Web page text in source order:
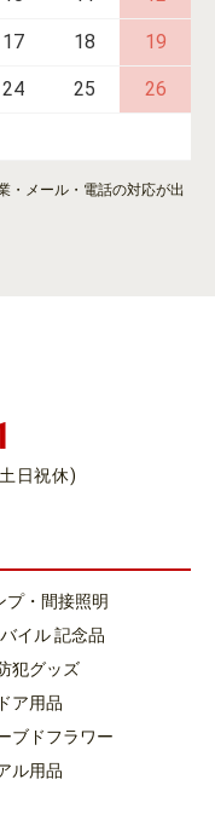
17 18 19
24 25 26
・メール・電話の対応が出
日祝休)
プ・間接照明
イル 記念品
犯グッズ
ア用品
ブドフラワー
ル用品